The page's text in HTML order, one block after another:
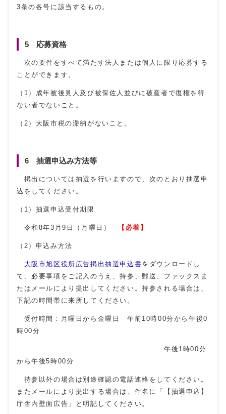
3条の各号に該当するもの。
5 応募資格
次の要件をすべて満たす法人または個人に限り応募する
ことができます。
（1）成年被後見人及び被保佐人並びに破産者で復権を得
ない者でないこと。
（2）大阪市税の滞納がないこと。
6 抽選申込み方法等
掲出については抽選を行いますので、次のとおり抽選申
込をしてください。
（1）抽選申込受付期限
令和8年3月9日（月曜日） 【必着】
（2）申込み方法
大阪市旭区役所広告掲出抽選申込書をダウンロードし
て、必要事項をご記入のうえ、持参、郵送、ファックスま
たはメールにより提出してください。持参される場合は、
下記の時間帯に来所してください。
受付時間：月曜日から金曜日 午前10時00分から午後0
時00分
午後1時00分
から午後5時00分
持参以外の場合は別途確認の電話連絡をしてください。
またメールにより提出する場合は、件名に「【抽選申込】
庁舎内壁面広告」と明記してください。